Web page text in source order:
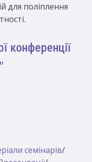
для поліплення
конференції
семінарів/